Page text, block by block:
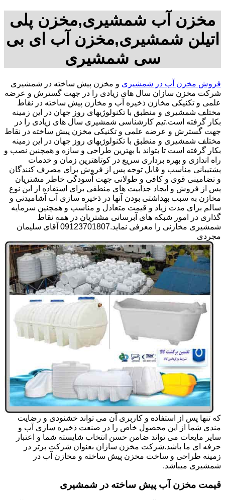
مخزن آب شمشیری,مخزن پلی
اتیلن شمشیری,مخزن آب ای بی
سی شمشیری
فروش مخزن آب در شمشیری و مخزن پیش ساخته در شمشیری
شرکت مخزن سازان سال های زیادی را در جهت گسترش و عرضه
علمی و تکنیکی مخازن ذخیره آب و مخازن پیش ساخته در نقاط
مختلف شمشیری و منطبق با تکنولوژیهای روز جهان در این زمینه
بکار گرفته است.تیم کارشناسی شمشیری سال های زیادی را در
جهت گسترش و عرضه علمی و تکنیکی مخزن پیش ساخته در نقاط
مختلف شمشیری و منطبق با تکنولوژیهای روز جهان در این زمینه
بکار گرفته است تا بتواند با بهترین طراحی و سازه و همچنین نصب و
راه اندازی و بهره برداری سریع در کوتاهترین زمان و خدمات
پشتیبانی مناسب و قابل توجه پس از فروش برای مصرف کنندگان
و تضامینی قوی و کافی و طولانی جهت آسودگی خاطر مشتریان
پس از فروش و ایجاد جذابیت های منطقی برای استفاده از این نوع
مخازن به سبب بهداشتی بودن آنها در ذخیره سازی آب آشامیدنی و
سالم برای مدت زیاد و قیمت متعادل و مناسب و همچنین سرمایه
گذاری در امور شبکه های آبرسانی مشتریان در همه نقاط
شمشیری مخازنی را معرفی نماید.09123701807 آقای سلیمان
مجردی
که تنها پس از استفاده و کاربری آن می تواند خشنودی و رضایت
مندی شما از این محصول خاص را در صنعت ذخیره سازی آب و
سایر مایعات می تواند ضامن حسن انتخاب شایسته شما و اعتبار
حرفه ای ما باشد.شرکت مخزن سازان بعنوان شرکت برتر در
زمینه طراحی و ساخت مخزن پیش ساخته و مخازن آب در
شمشیری میباشد.
قیمت مخزن آب پیش ساخته در شمشیری